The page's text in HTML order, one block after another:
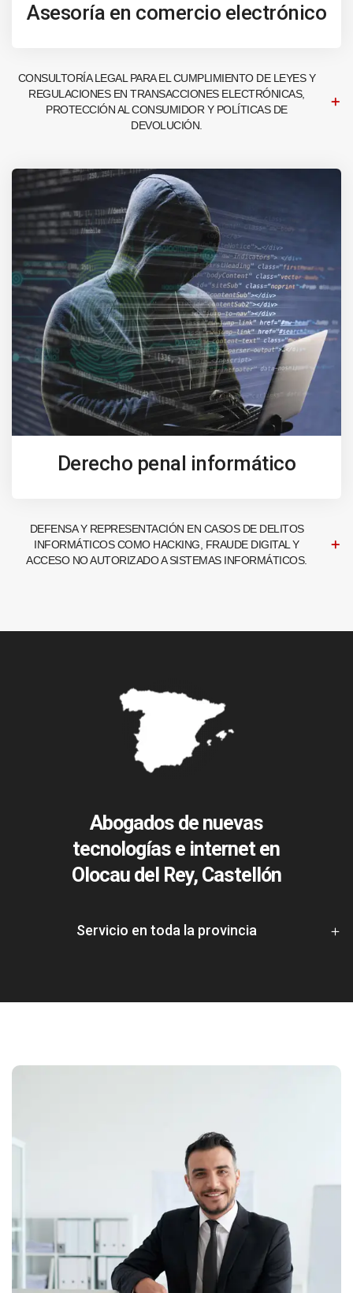
Asesoría en comercio electrónico
CONSULTORÍA LEGAL PARA EL CUMPLIMIENTO DE LEYES Y
REGULACIONES EN TRANSACCIONES ELECTRÓNICAS,
PROTECCIÓN AL CONSUMIDOR Y POLÍTICAS DE
DEVOLUCIÓN.
Derecho penal informático
DEFENSA Y REPRESENTACIÓN EN CASOS DE DELITOS
INFORMÁTICOS COMO HACKING, FRAUDE DIGITAL Y
ACCESO NO AUTORIZADO A SISTEMAS INFORMÁTICOS.
Abogados de nuevas
tecnologías e internet en
Olocau del Rey, Castellón
Servicio en toda la provincia